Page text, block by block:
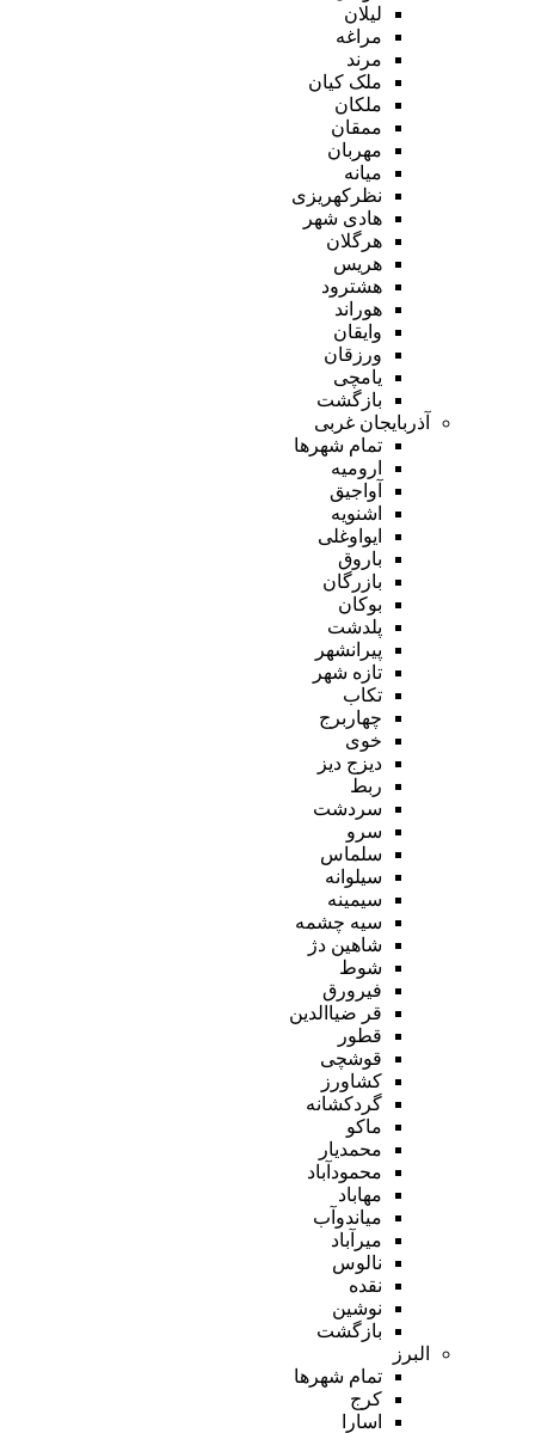
لیلان
مراغه
مرند
ملک کیان
ملکان
ممقان
مهربان
میانه
نظرکهریزی
هادی شهر
هرگلان
هریس
هشترود
هوراند
وایقان
ورزقان
یامچی
بازگشت
آذربایجان غربی
تمام شهر‌ها
ارومیه
آواجیق
اشنویه
ایواوغلی
باروق
بازرگان
بوکان
پلدشت
پیرانشهر
تازه شهر
تکاب
چهاربرج
خوی
دیزج دیز
ربط
سردشت
سرو
سلماس
سیلوانه
سیمینه
سیه چشمه
شاهین دژ
شوط
فیرورق
قر ضیاالدین
قطور
قوشچی
کشاورز
گردکشانه
ماکو
محمدیار
محمودآباد
مهاباد
میاندوآب
میرآباد
نالوس
نقده
نوشین
بازگشت
البرز
تمام شهر‌ها
کرج
اسارا